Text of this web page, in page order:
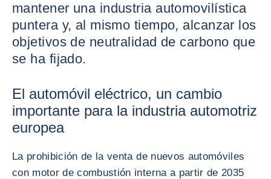
mantener una industria automovilística
puntera y, al mismo tiempo, alcanzar los
objetivos de neutralidad de carbono que
se ha fijado.
El automóvil eléctrico, un cambio
importante para la industria automotriz
europea
La prohibición de la venta de nuevos automóviles
con motor de combustión interna a partir de 2035